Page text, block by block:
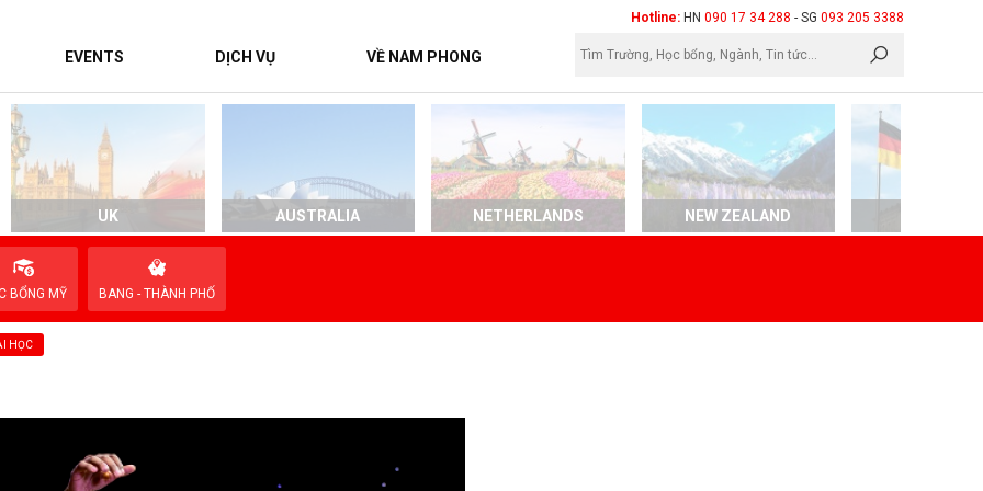
Hotline: HN 090 17 34 288 - SG 093 205 3388
EVENTS DỊCH VỤ VỀ NAM PHONG
UK AUSTRALIA NETHERLANDS NEW ZEALAND
BỔNG MỸ BANG - THÀNH PHỐ
HỌC